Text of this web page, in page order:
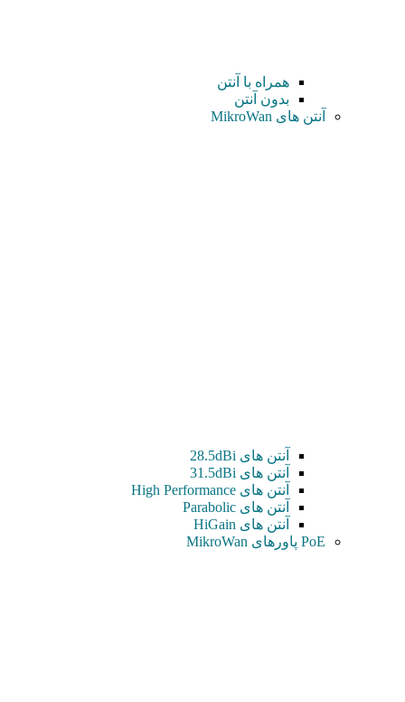
همراه با آنتن
بدون آنتن
آنتن های MikroWan
آنتن های 28.5dBi
آنتن های 31.5dBi
آنتن های High Performance
آنتن های Parabolic
آنتن های HiGain
PoE پاورهای MikroWan